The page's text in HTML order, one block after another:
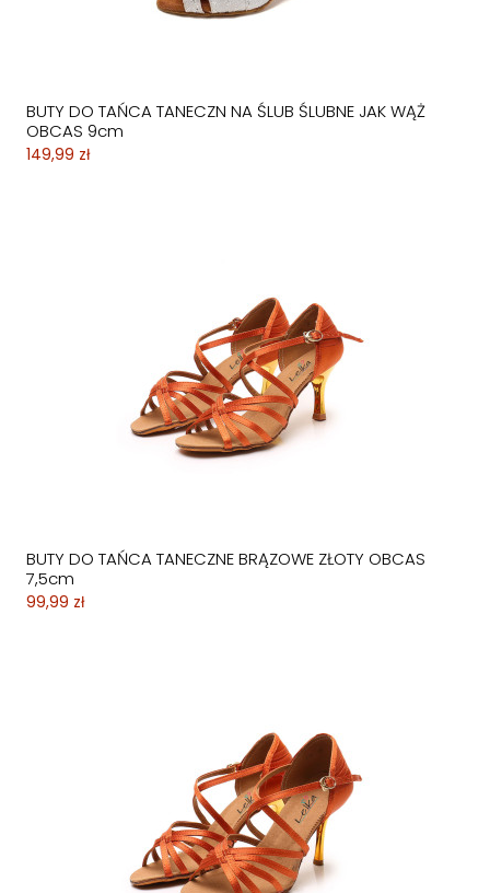
BUTY DO TAŃCA TANECZN NA ŚLUB ŚLUBNE JAK WĄŻ
OBCAS 9cm
149,99 zł
BUTY DO TAŃCA TANECZNE BRĄZOWE ZŁOTY OBCAS
7,5cm
99,99 zł